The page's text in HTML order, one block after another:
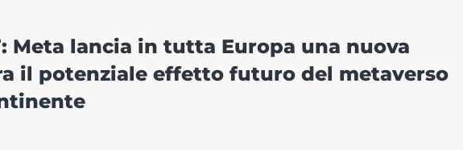
Meta lancia in tutta Europa una nuova
il potenziale effetto futuro del metaverso